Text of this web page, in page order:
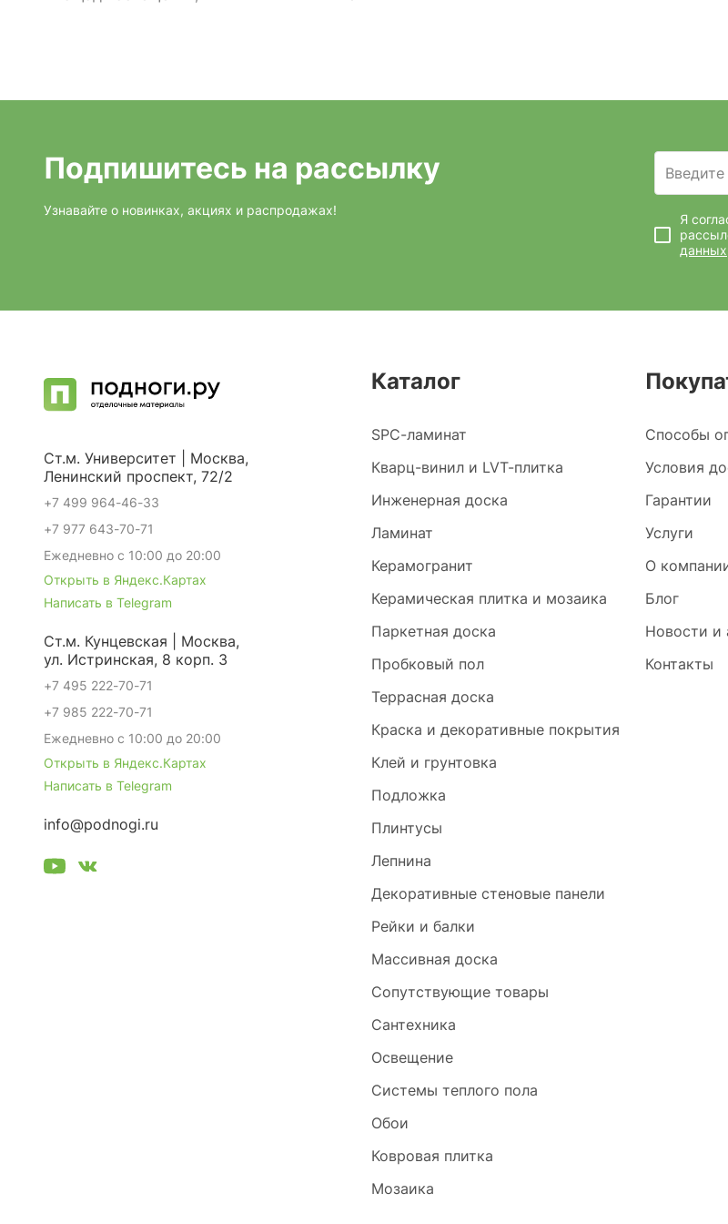
Подпишитесь на рассылку
Узнавайте о новинках, акциях и распродажах!
Я
данных
Каталог
SPC-ламинат
Кварц-винил и LVT-плитка
Инженерная доска
Ламинат
Керамогранит
Керамическая плитка и мозаика
Паркетная доска
Пробковый пол
Террасная доска
Краска и декоративные покрытия
Клей и грунтовка
Подложка
Плинтусы
Лепнина
Декоративные стеновые панели
Рейки и балки
Массивная доска
Сопутствующие товары
Сантехника
Освещение
Системы теплого пола
Обои
Ковровая плитка
Мозаика
Способы
Условия
Гарантии
Услуги
О
Блог
Новости и
Контакты
Ст.м. Университет | Москва,
Ленинский проспект, 72/2
+7 499 964-46-33
+7 977 643-70-71
Ежедневно с 10:00 до 20:00
Открыть в Яндекс.Картах
Написать в Telegram
Ст.м. Кунцевская | Москва,
ул. Истринская, 8 корп. 3
+7 495 222-70-71
+7 985 222-70-71
Ежедневно с 10:00 до 20:00
Открыть в Яндекс.Картах
Написать в Telegram
info@podnogi.ru